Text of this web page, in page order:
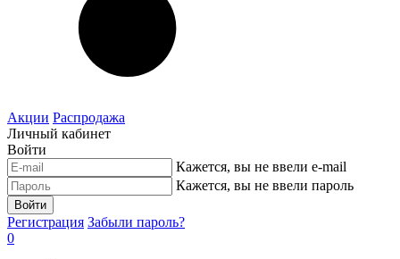
Акции Распродажа
Личный кабинет
Войти
Кажется, вы не ввели e-mail
Кажется, вы не ввели пароль
Войти
Регистрация Забыли пароль?
0